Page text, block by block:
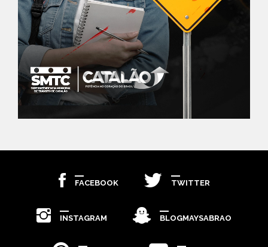
FACEBOOK TWITTER
INSTAGRAM BLOGMAYSABRAO